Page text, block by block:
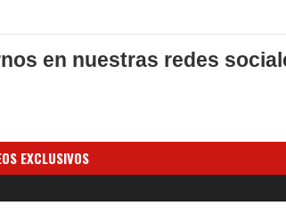
en nuestras redes
EXCLUSIVOS